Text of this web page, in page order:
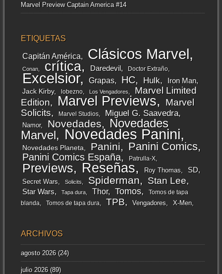
Marvel Preview Captain America #14
ETIQUETAS
Capitán América Clásicos Marvel
Conan crítica Daredevil Doctor Extraño
Excelsior Grapas HC Hulk Iron Man
Jack Kirby lobezno Los Vengadores
Marvel Limited
Edition
Marvel Previews
Marvel
Solicits
Marvel Studios Miguel G. Saavedra
Namor Novedades
Novedades
Marvel
Novedades Panini
Novedades Planeta Panini Panini Comics
Panini Comics España Patrulla-X
Previews Reseñas Roy Thomas SD
Secret Wars Solicits Spiderman Stan Lee
Star Wars Tapa dura Thor Tomos
Tomos de tapa
blanda
Tomos de tapa dura TPB Vengadores X-Men
ARCHIVOS
agosto 2026(24)
julio 2026(89)